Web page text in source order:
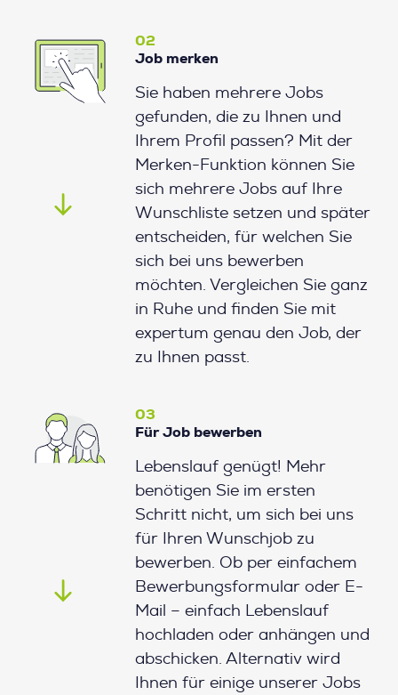
02
Job merken
Sie haben mehrere Jobs
gefunden, die zu Ihnen und
Ihrem Profil passen? Mit der
Merken-Funktion können Sie
sich mehrere Jobs auf Ihre
Wunschliste setzen und später
entscheiden, für welchen Sie
sich bei uns bewerben
möchten. Vergleichen Sie ganz
in Ruhe und finden Sie mit
expertum genau den Job, der
zu Ihnen passt.
03
Für Job bewerben
Lebenslauf genügt! Mehr
benötigen Sie im ersten
Schritt nicht, um sich bei uns
für Ihren Wunschjob zu
bewerben. Ob per einfachem
Bewerbungsformular oder E-
Mail – einfach Lebenslauf
hochladen oder anhängen und
abschicken. Alternativ wird
Ihnen für einige unserer Jobs